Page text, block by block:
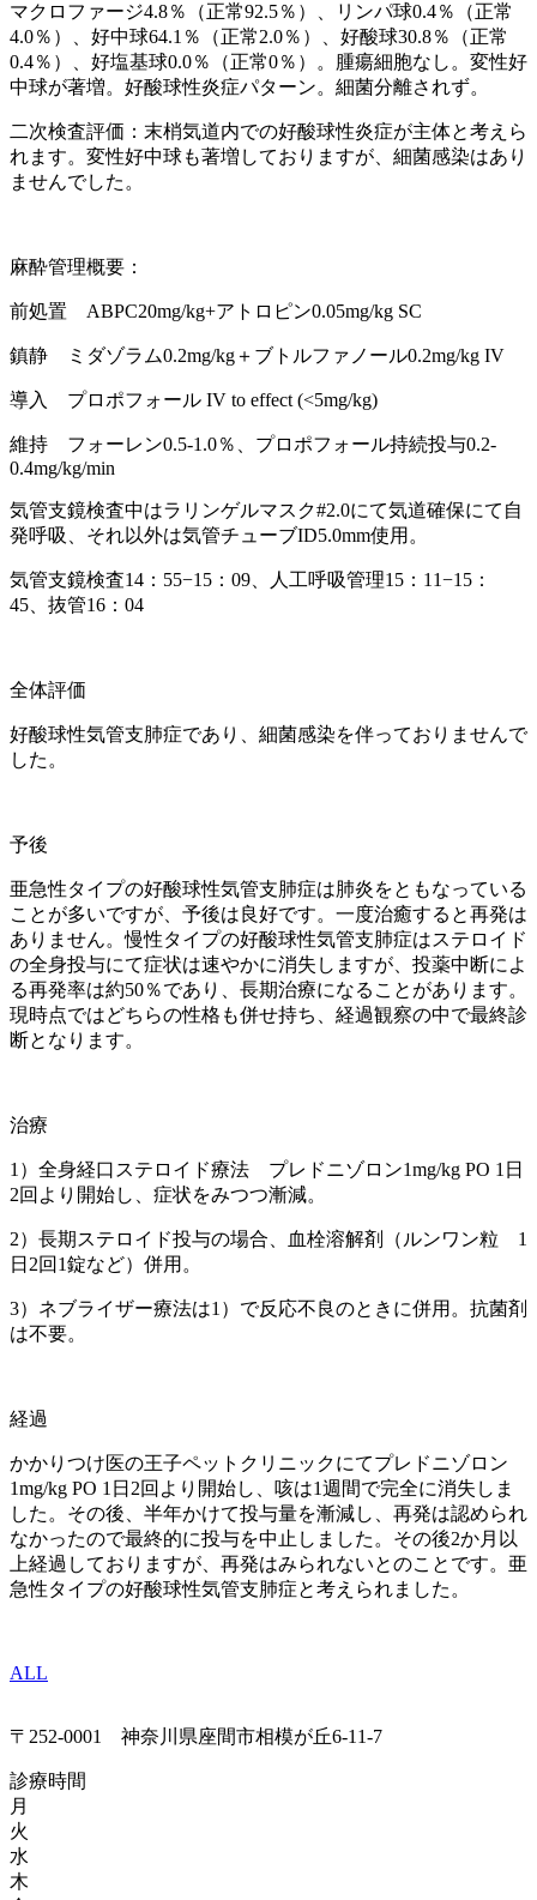
マクロファージ4.8％（正常92.5％）、リンパ球0.4％（正常
4.0％）、好中球64.1％（正常2.0％）、好酸球30.8％（正常
0.4％）、好塩基球0.0％（正常0％）。腫瘍細胞なし。変性好
中球が著増。好酸球性炎症パターン。細菌分離されず。
二次検査評価：末梢気道内での好酸球性炎症が主体と考えら
れます。変性好中球も著増しておりますが、細菌感染はあり
ませんでした。
麻酔管理概要：
前処置 ABPC20mg/kg+アトロピン0.05mg/kg SC
鎮静 ミダゾラム0.2mg/kg＋ブトルファノール0.2mg/kg IV
導入 プロポフォール IV to effect (<5mg/kg)
維持 フォーレン0.5-1.0％、プロポフォール持続投与0.2-
0.4mg/kg/min
気管支鏡検査中はラリンゲルマスク#2.0にて気道確保にて自
発呼吸、それ以外は気管チューブID5.0mm使用。
気管支鏡検査14：55−15：09、人工呼吸管理15：11−15：
45、抜管16：04
全体評価
好酸球性気管支肺症であり、細菌感染を伴っておりませんで
した。
予後
亜急性タイプの好酸球性気管支肺症は肺炎をともなっている
ことが多いですが、予後は良好です。一度治癒すると再発は
ありません。慢性タイプの好酸球性気管支肺症はステロイド
の全身投与にて症状は速やかに消失しますが、投薬中断によ
る再発率は約50％であり、長期治療になることがあります。
現時点ではどちらの性格も併せ持ち、経過観察の中で最終診
断となります。
治療
1）全身経口ステロイド療法 プレドニゾロン1mg/kg PO 1日
2回より開始し、症状をみつつ漸減。
2）長期ステロイド投与の場合、血栓溶解剤（ルンワン粒 1
日2回1錠など）併用。
3）ネブライザー療法は1）で反応不良のときに併用。抗菌剤
は不要。
経過
かかりつけ医の王子ペットクリニックにてプレドニゾロン
1mg/kg PO 1日2回より開始し、咳は1週間で完全に消失しま
した。その後、半年かけて投与量を漸減し、再発は認められ
なかったので最終的に投与を中止しました。その後2か月以
上経過しておりますが、再発はみられないとのことです。亜
急性タイプの好酸球性気管支肺症と考えられました。
ALL
〒252-0001 神奈川県座間市相模が丘6-11-7
診療時間
月
火
水
木